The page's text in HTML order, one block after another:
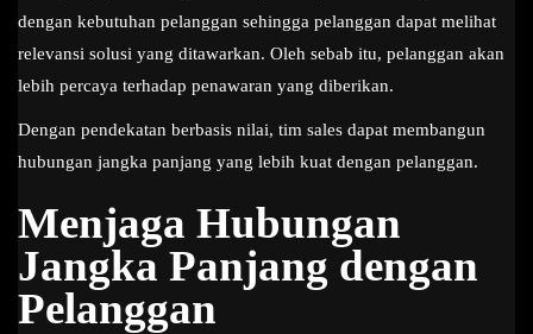
dengan kebutuhan pelanggan sehingga pelanggan dapat melihat
relevansi solusi yang ditawarkan. Oleh sebab itu, pelanggan akan
lebih percaya terhadap penawaran yang diberikan.
Dengan pendekatan berbasis nilai, tim sales dapat membangun
hubungan jangka panjang yang lebih kuat dengan pelanggan.
Menjaga Hubungan
Jangka Panjang dengan
Pelanggan